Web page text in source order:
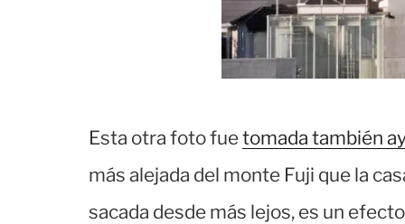
Esta otra foto fuetomada también
más alejada del monte Fuji que la
sacada desde más lejos, es un